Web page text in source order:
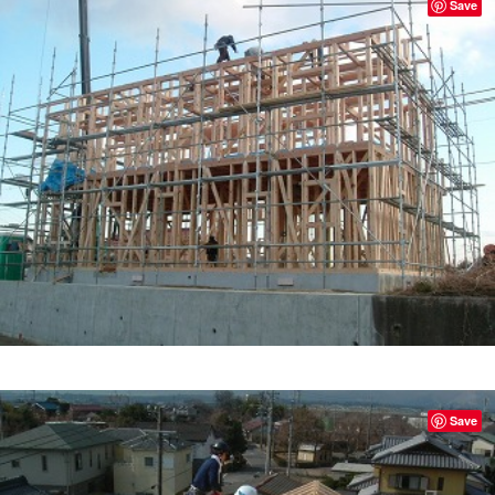
Save
Save